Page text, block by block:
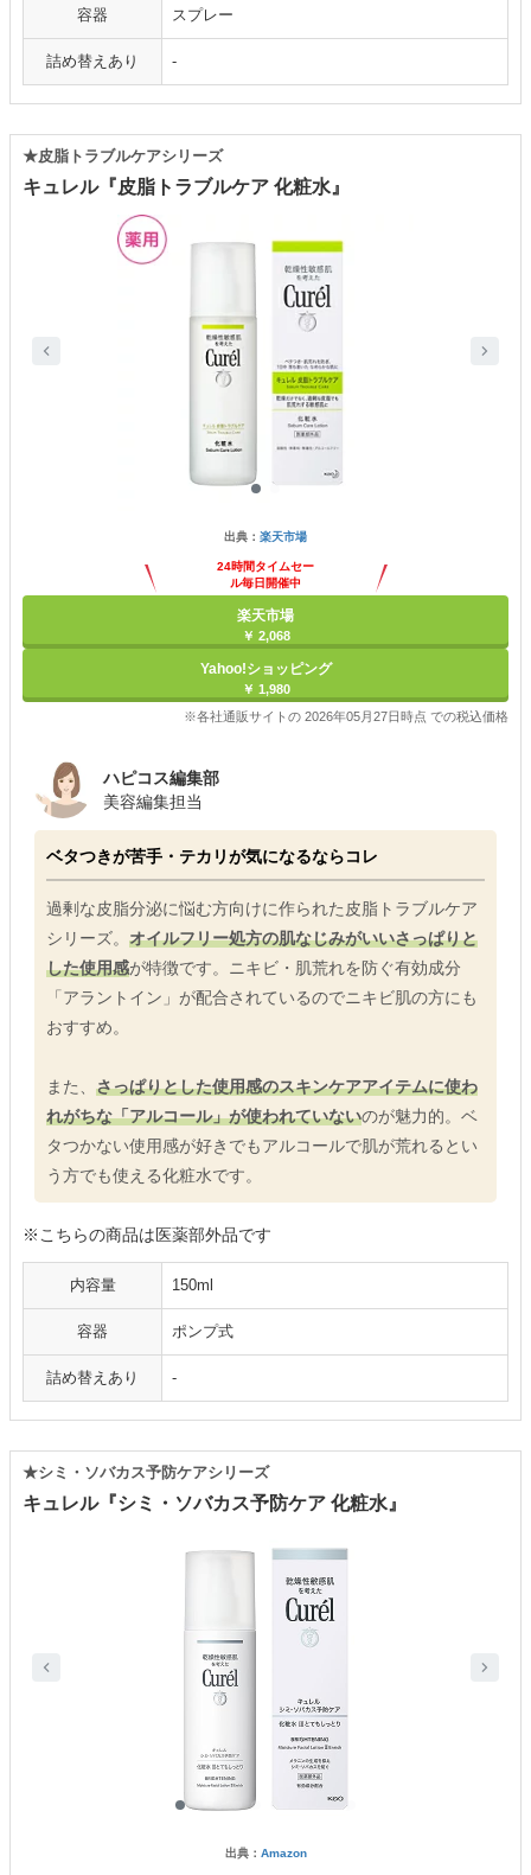
容器 スプレー
詰め替えあり -
キュレル『皮脂トラブルケア 化粧水』
★皮脂トラブルケアシリーズ
出典： 楽天市場
24時間タイムセー
ル毎日開催中
楽天市場
￥ 2,068
Yahoo!ショッピング
￥ 1,980
※各社通販サイトの 2026年05月27日時点 での税込価格
ハピコス編集部
美容編集担当
ベタつきが苦手・テカリが気になるならコレ
過剰な皮脂分泌に悩む方向けに作られた皮脂トラブルケア
シリーズ。 オイルフリー処方の肌なじみがいいさっぱりと
した使用感が特徴です。ニキビ・肌荒れを防ぐ有効成分
「アラントイン」が配合されているのでニキビ肌の方にも
おすすめ。
また、 さっぱりとした使用感のスキンケアアイテムに使わ
れがちな「アルコール」が使われていないのが魅力的。ベ
タつかない使用感が好きでもアルコールで肌が荒れるとい
う方でも使える化粧水です。
※こちらの商品は医薬部外品です
内容量 150ml
容器 ポンプ式
詰め替えあり -
キュレル『シミ・ソバカス予防ケア 化粧水』
★シミ・ソバカス予防ケアシリーズ
出典： Amazon